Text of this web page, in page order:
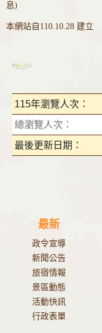
息)
本網站自110.10.28 建立
115年瀏覽人次：
總瀏覽人次：
最後更新日期：
最新
政令宣導
新聞公告
旅宿情報
景區動態
活動快訊
行政表單